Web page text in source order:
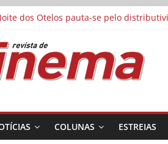
Nachtergaele e Gregório
dos Otelos pauta-se pelo
abertas as inscrições para o Festival
Cine.Ema abre inscrições para
COLUNAS ESTREIAS